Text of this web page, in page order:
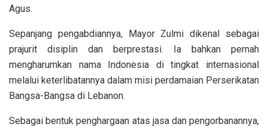
Agus.
Sepanjang pengabdiannya, Mayor Zulmi dikenal sebagai
prajurit disiplin dan berprestasi. Ia bahkan pernah
mengharumkan nama Indonesia di tingkat internasional
melalui keterlibatannya dalam misi perdamaian Perserikatan
Bangsa-Bangsa di Lebanon.
Sebagai bentuk penghargaan atas jasa dan pengorbanannya,